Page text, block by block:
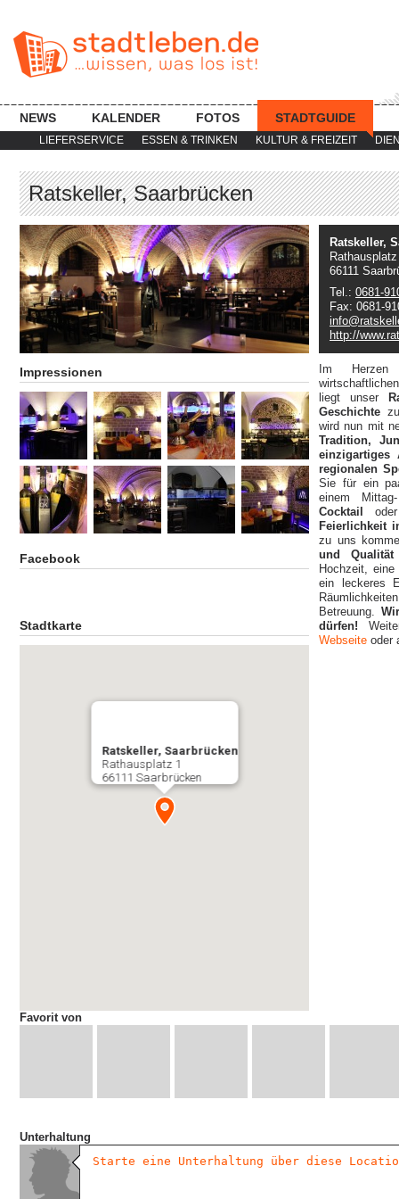
LIEFERSERVICE ESSEN & TRINKEN KULTUR & FREIZEIT
NEWS KALENDER FOTOS STADTGUIDE
Ratskeller, Saarbrücken
Impressionen
Facebook
Stadtkarte
Ratskeller, Saarbrücken
Rathausplatz 1
66111 Saarbrücken
Ratskeller,
66111
Tel.: 0681-
Fax: 0681-
http://
Im Herzen
liegt unser
Geschichte
wird nun mit
Tradition,
einzigartiges
regionalen
Sie für ein
einem
Cocktail
Feierlichkeit
zu uns
und
Hochzeit,
ein leckeres
Betreuung.
dürfen!
Webseite oder
Favorit von
Unterhaltung